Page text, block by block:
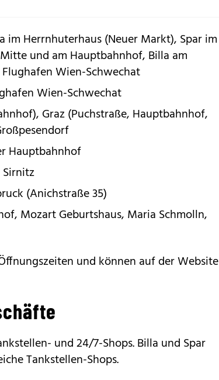
im Herrnhuterhaus (Neuer Markt), Spar im
und am Hauptbahnhof, Billa am
Wien-Schwechat
Wien-Schwechat
Graz (Puchstraße, Hauptbahnhof,
Hauptbahnhof
Sirnitz
(Anichstraße 35)
Mozart Geburtshaus, Maria Schmolln,
und können auf der Website
und 24/7-Shops. Billa und Spar
Tankstellen-Shops.